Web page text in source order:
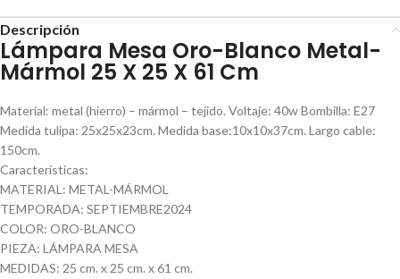
Descripción
Lámpara Mesa Oro-Blanco Metal-
Mármol 25 X 25 X 61 Cm
Material: metal (hierro) – mármol – tejido. Voltaje: 40w Bombilla: E27
Medida tulipa: 25x25x23cm. Medida base:10x10x37cm. Largo cable:
150cm.
Características:
MATERIAL: METAL-MÁRMOL
TEMPORADA: SEPTIEMBRE2024
COLOR: ORO-BLANCO
PIEZA: LÁMPARA MESA
MEDIDAS: 25 cm. x 25 cm. x 61 cm.